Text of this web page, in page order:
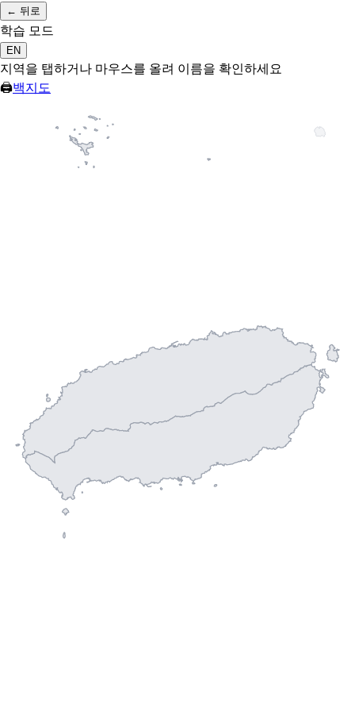
← 뒤로
학습 모드
EN
지역을 탭하거나 마우스를 올려 이름을 확인하세요
🖨백지도